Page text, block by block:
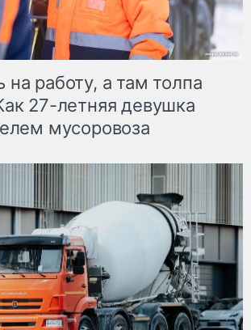
работу, а там толпа
27-летняя девушка
мусоровоза